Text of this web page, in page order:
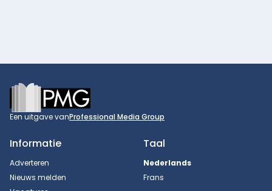
Footer
Een uitgave vanProfessional Media Group
Informatie
Adverteren
Nieuws melden
Taal
Nederlands
Frans